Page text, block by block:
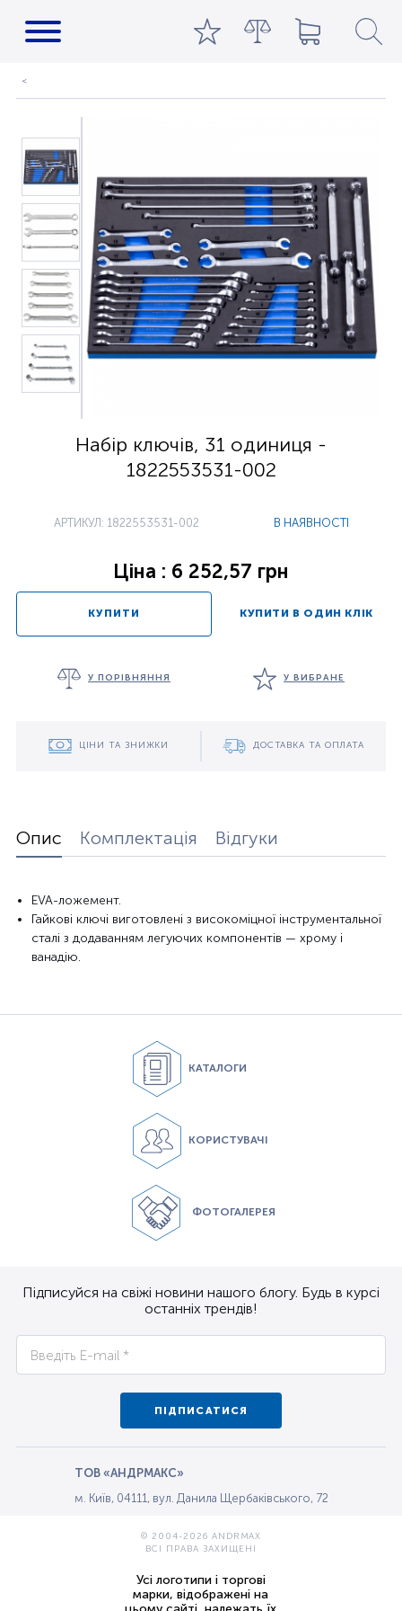
Набір ключів, 31 одиниця -
1822553531-002
АРТИКУЛ: 1822553531-002 В НАЯВНОСТІ
Ціна : 6 252,57 грн
КУПИТИ КУПИТИ В ОДИН КЛІК
У ПОРІВНЯННЯ У ВИБРАНЕ
ЦІНИ ТА ЗНИЖКИ ДОСТАВКА ТА ОПЛАТА
Опис Комплектація Відгуки
EVA-ложемент.
Гайкові ключі виготовлені з високоміцної інструментальної
сталі з додаванням легуючих компонентів — хрому і
ванадію.
КАТАЛОГИ
КОРИСТУВАЧІ
ФОТОГАЛЕРЕЯ
Підписуйся на свіжі новини нашого блогу. Будь в курсі
останніх трендів!
ПІДПИСАТИСЯ
ТОВ «АНДРМАКС»
м. Київ, 04111, вул. Данила Щербаківського, 72
© 2004-2026 ANDRMAX
ВСІ ПРАВА ЗАХИЩЕНІ
Усі логотипи і торгові
марки, відображені на